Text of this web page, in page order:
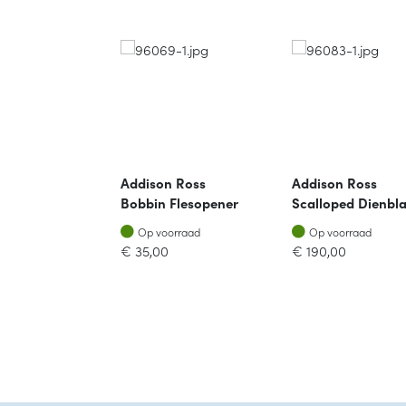
Addison Ross
Bobbin Flesopener
Leave & Navy
Op voorraad
Op voorraad
€35,00
Addison Ross
Scalloped
D50.8cm Eau De
Nil
Op voorraad
Op voorraad
€ 190,00